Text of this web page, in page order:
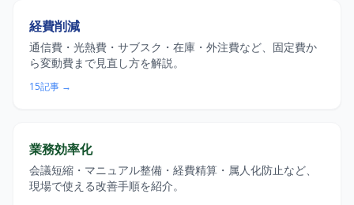
経費削減
通信費・光熱費・サブスク・在庫・外注費など、固定費か
ら変動費まで見直し方を解説。
15記事 →
業務効率化
会議短縮・マニュアル整備・経費精算・属人化防止など、
現場で使える改善手順を紹介。